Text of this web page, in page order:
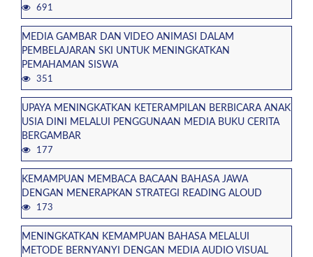
691
MEDIA GAMBAR DAN VIDEO ANIMASI DALAM
PEMBELAJARAN SKI UNTUK MENINGKATKAN
PEMAHAMAN SISWA
351
UPAYA MENINGKATKAN KETERAMPILAN BERBICARA ANAK
USIA DINI MELALUI PENGGUNAAN MEDIA BUKU CERITA
BERGAMBAR
177
KEMAMPUAN MEMBACA BACAAN BAHASA JAWA
DENGAN MENERAPKAN STRATEGI READING ALOUD
173
MENINGKATKAN KEMAMPUAN BAHASA MELALUI
METODE BERNYANYI DENGAN MEDIA AUDIO VISUAL